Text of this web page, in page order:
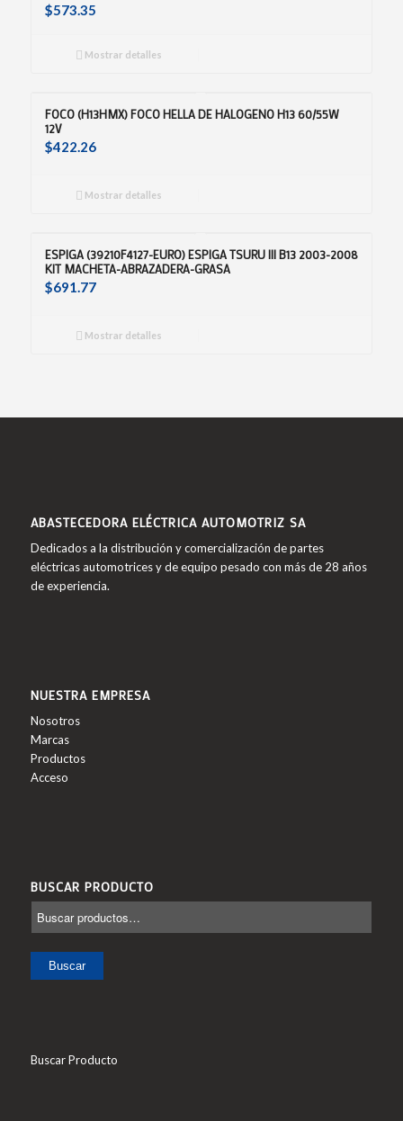
$573.35
Mostrar detalles
FOCO (H13HMX) FOCO HELLA DE HALOGENO H13 60/55W
12V
$422.26
Mostrar detalles
ESPIGA (39210F4127-EURO) ESPIGA TSURU III B13 2003-2008
KIT MACHETA-ABRAZADERA-GRASA
$691.77
Mostrar detalles
ABASTECEDORA ELÉCTRICA AUTOMOTRIZ SA
Dedicados a la distribución y comercialización de partes
eléctricas automotrices y de equipo pesado con más de 28 años
de experiencia.
NUESTRA EMPRESA
Nosotros
Marcas
Productos
Acceso
BUSCAR PRODUCTO
Buscar
Buscar Producto